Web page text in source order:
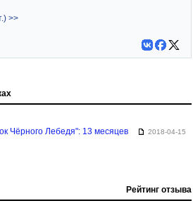
>>
Чёрного Лебедя": 13 месяцев
2018-04-15
Рейтинг отзыва